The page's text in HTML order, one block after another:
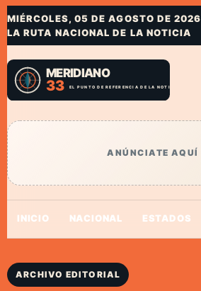
MIÉRCOLES, 05 DE AGOSTO DE 2026
LA RUTA NACIONAL DE LA NOTICIA
ANÚNCIATE AQUÍ
INICIO NACIONAL ESTADOS
ARCHIVO EDITORIAL